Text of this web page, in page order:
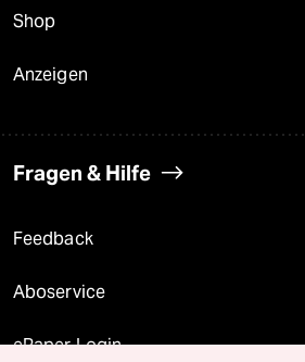
Shop
Anzeigen
Fragen & Hilfe
Feedback
Aboservice
ePaper Login